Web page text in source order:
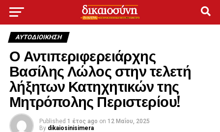
ΑΥΤΟΔΙΟΊΚΗΣΗ
Ο Αντιπεριφερειάρχης
Βασίλης Λώλος στην τελετή
λήξητων Κατηχητικών της
Μητρόπολης Περιστερίου!
Published 1 έτος ago on 12 Μαΐου, 2025
By dikaiosinisimera